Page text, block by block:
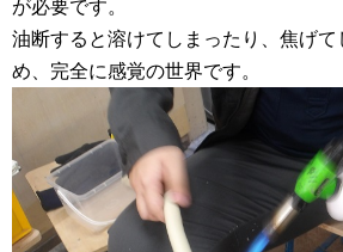
が必要です。
油断すると溶けてしまったり、焦げて
め、完全に感覚の世界です。